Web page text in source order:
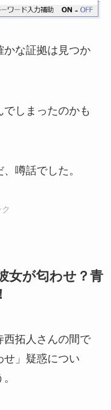
かな証拠は見つか
しまったのかも
噂話でした。
女が匂わせ？青
西拓人さんの間で
せ」疑惑につい